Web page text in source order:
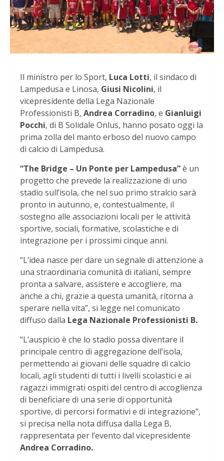
Il ministro per lo Sport, Luca Lotti, il sindaco di
Lampedusa e Linosa, Giusi Nicolini, il
vicepresidente della Lega Nazionale
Professionisti B, Andrea Corradino, e Gianluigi
Pocchi, di B Solidale Onlus, hanno posato oggi la
prima zolla del manto erboso del nuovo campo
di calcio di Lampedusa.
“The Bridge – Un Ponte per Lampedusa”è un
progetto che prevede la realizzazione di uno
stadio sull’isola, che nel suo primo stralcio sarà
pronto in autunno, e, contestualmente, il
sostegno alle associazioni locali per le attività
sportive, sociali, formative, scolastiche e di
integrazione per i prossimi cinque anni.
“L’idea nasce per dare un segnale di attenzione a
una straordinaria comunità di italiani, sempre
pronta a salvare, assistere e accogliere, ma
anche a chi, grazie a questa umanità, ritorna a
sperare nella vita”, si legge nel comunicato
diffuso dalla Lega Nazionale Professionisti B.
“L’auspicio è che lo stadio possa diventare il
principale centro di aggregazione dell’isola,
permettendo ai giovani delle squadre di calcio
locali, agli studenti di tutti i livelli scolastici e ai
ragazzi immigrati ospiti del centro di accoglienza
di beneficiare di una serie di opportunità
sportive, di percorsi formativi e di integrazione”,
si precisa nella nota diffusa dalla Lega B,
rappresentata per l’evento dal vicepresidente
Andrea Corradino.